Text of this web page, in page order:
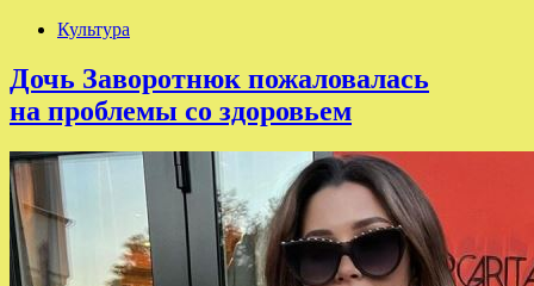
Культура
Дочь Заворотнюк пожаловалась
на проблемы со здоровьем